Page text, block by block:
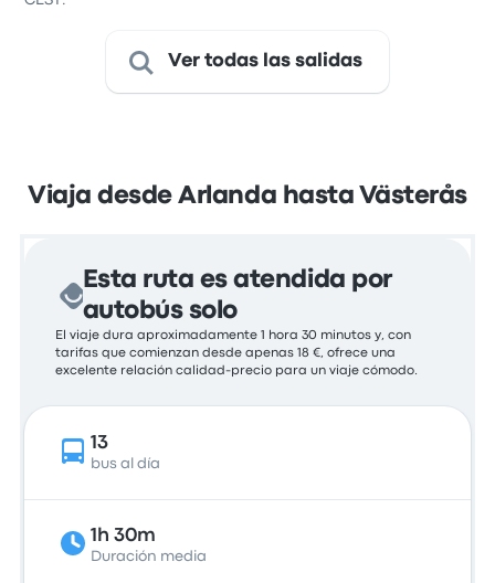
Ver todas las salidas
Viaja desde Arlanda hasta Västerås
Esta ruta es atendida por
autobús solo
El viaje dura aproximadamente 1 hora 30 minutos y, con
tarifas que comienzan desde apenas 18 €, ofrece una
excelente relación calidad-precio para un viaje cómodo.
13
bus al día
1h 30m
Duración media